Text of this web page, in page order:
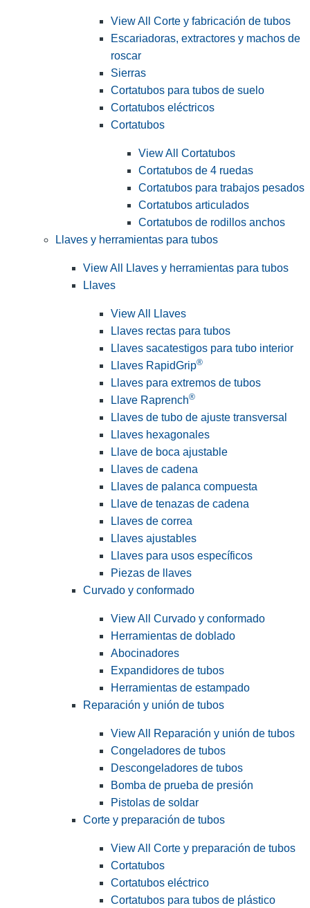
View All Corte y fabricación de tubos
Escariadoras, extractores y machos de
roscar
Sierras
Cortatubos para tubos de suelo
Cortatubos eléctricos
Cortatubos
View All Cortatubos
Cortatubos de 4 ruedas
Cortatubos para trabajos pesados
Cortatubos articulados
Cortatubos de rodillos anchos
Llaves y herramientas para tubos
View All Llaves y herramientas para tubos
Llaves
View All Llaves
Llaves rectas para tubos
Llaves sacatestigos para tubo interior
Llaves RapidGrip®
Llaves para extremos de tubos
Llave Raprench®
Llaves de tubo de ajuste transversal
Llaves hexagonales
Llave de boca ajustable
Llaves de cadena
Llaves de palanca compuesta
Llave de tenazas de cadena
Llaves de correa
Llaves ajustables
Llaves para usos específicos
Piezas de llaves
Curvado y conformado
View All Curvado y conformado
Herramientas de doblado
Abocinadores
Expandidores de tubos
Herramientas de estampado
Reparación y unión de tubos
View All Reparación y unión de tubos
Congeladores de tubos
Descongeladores de tubos
Bomba de prueba de presión
Pistolas de soldar
Corte y preparación de tubos
View All Corte y preparación de tubos
Cortatubos
Cortatubos eléctrico
Cortatubos para tubos de plástico